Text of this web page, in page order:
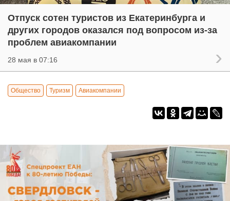
Отпуск сотен туристов из Екатеринбурга и
других городов оказался под вопросом из-за
проблем авиакомпании
28 мая в 07:16
Общество Туризм Авиакомпании